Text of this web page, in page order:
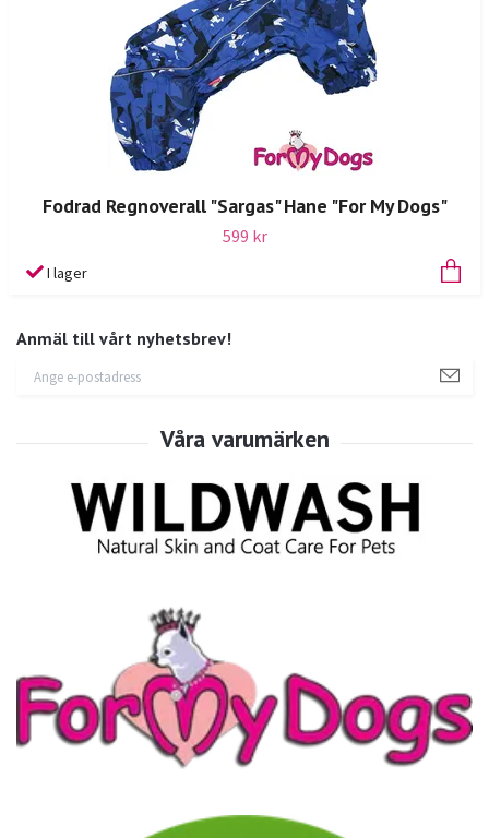
Anmäl till vårt nyhetsbrev!
Fodrad Regnoverall "Sargas" Hane "For My Dogs"
599 kr
I lager